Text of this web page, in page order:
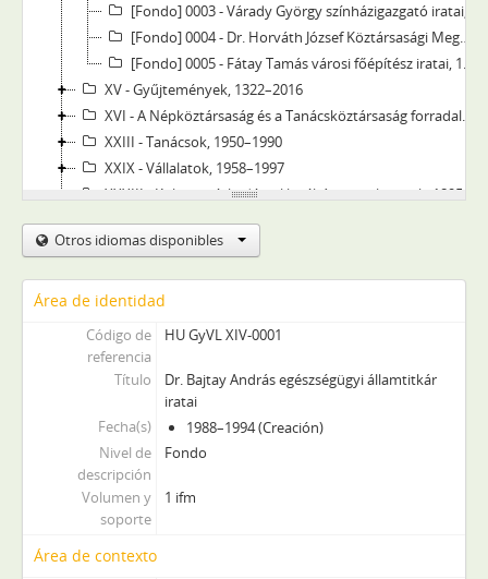
[Fondo] 0003 - Várady György színházigazgató iratai, 1964–1975
[Fondo] 0004 - Dr. Horváth József Köztársasági Megbízott iratai, 1990–1994
[Fondo] 0005 - Fátay Tamás városi főépítész iratai, 1960–1990
XV - Gyűjtemények, 1322–2016
XVI - A Népköztársaság és a Tanácsköztársaság forradalmi szervei, 1919
XXIII - Tanácsok, 1950–1990
XXIX - Vállalatok, 1958–1997
XXXIII - Külön intézkedéssel levéltárba utalt iratok, 1895–2010
XXXVII - Megyei jogú városi önkormányzat, 1990–1995
Otros idiomas disponibles
Área de identidad
Código de
referencia
HU GyVL XIV-0001
Título
Dr. Bajtay András egészségügyi államtitkár
iratai
Fecha(s)
1988–1994 (Creación)
Nivel de
descripción
Fondo
Volumen y
soporte
1 ifm
Área de contexto